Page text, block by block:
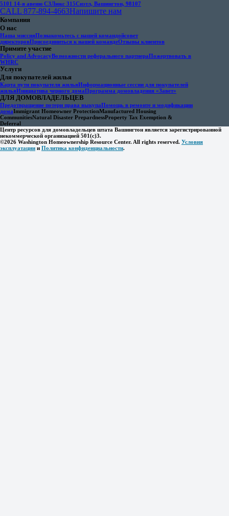
5101 14-я авеню СЗЛюкс 315Сиэтл, Вашингтон, 98107
CALL 877-894-4663Напишите нам
Компания
О нас
Наша миссияПознакомьтесь с нашей командойсовет
директоровПрисоединиться к нашей командеОтзывы клиентов
Примите участие
Policy and AdvocacyВозможности реферального партнераПожертвовать в
WHRC
Услуги
Для покупателей жилья
Карта пути покупателя жильяИнформационные сессии для покупателей
жильяИнициатива черного домаПрограмма домовладения «Завет»
ДЛЯ ДОМОВЛАДЕЛЬЦЕВ
Предотвращение потери права выкупаПомощь в ремонте и модификации
домаImmigrant Homeowner ProtectionManufactured Housing
CommunitiesNatural Disaster PrepardnessProperty Tax Exemption &
Deferral
Центр ресурсов для домовладельцев штата Вашингтон является зарегистрированной
некоммерческой организацией 501(c)3.
©2026 Washington Homeownership Resource Center. All rights reserved. Условия
эксплуатации и Политика конфиденциальности.